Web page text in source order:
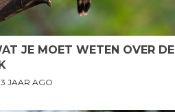
JE MOET WETEN OVER DE
3 JAAR AGO